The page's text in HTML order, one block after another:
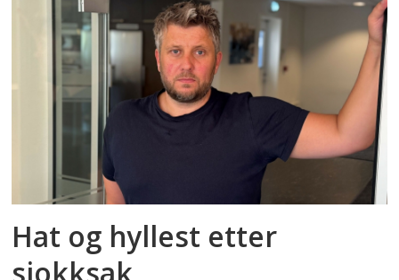
Hat og hyllest etter
sjokksak